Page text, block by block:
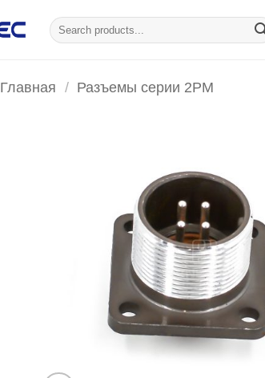
Искать:
Главная / Разъемы серии 2PM